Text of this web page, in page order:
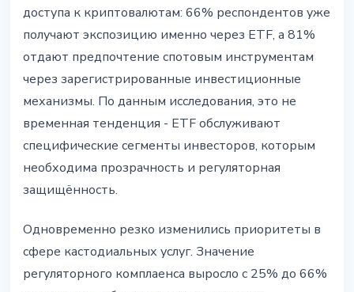
доступа к криптовалютам: 66% респондентов уже
получают экспозицию именно через ETF, а 81%
отдают предпочтение спотовым инструментам
через зарегистрированные инвестиционные
механизмы. По данным исследования, это не
временная тенденция - ETF обслуживают
специфические сегменты инвесторов, которым
необходима прозрачность и регуляторная
защищённость.
Одновременно резко изменились приоритеты в
сфере кастодиальных услуг. Значение
регуляторного комплаенса выросло с 25% до 66%